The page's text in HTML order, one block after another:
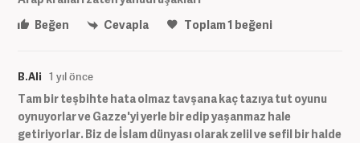
Beğen
Cevapla Toplam1 beğeni
B.Ali 1 yıl önce
Tam bir teşbihte hata olmaz tavşana kaç tazıya tut oyunu
oynuyorlar ve Gazze'yi yerle bir edip yaşanmaz hale
getiriyorlar. Biz de İslam dünyası olarak zelil ve sefil bir halde